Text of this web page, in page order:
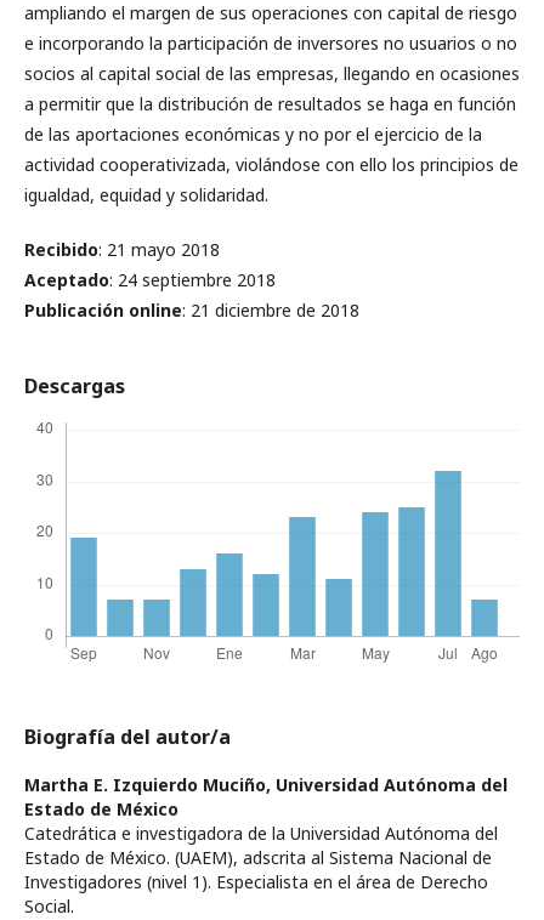
ampliando el margen de sus operaciones con capital de riesgo
e incorporando la participación de inversores no usuarios o no
socios al capital social de las empresas, llegando en ocasiones
a permitir que la distribución de resultados se haga en función
de las aportaciones económicas y no por el ejercicio de la
actividad cooperativizada, violándose con ello los principios de
igualdad, equidad y solidaridad.
Recibido: 21 mayo 2018
Aceptado: 24 septiembre 2018
Publicación online: 21 diciembre de 2018
Descargas
Biografía del autor/a
Martha E. Izquierdo Muciño, Universidad Autónoma del
Estado de México
Catedrática e investigadora de la Universidad Autónoma del
Estado de México. (UAEM), adscrita al Sistema Nacional de
Investigadores (nivel 1). Especialista en el área de Derecho
Social.